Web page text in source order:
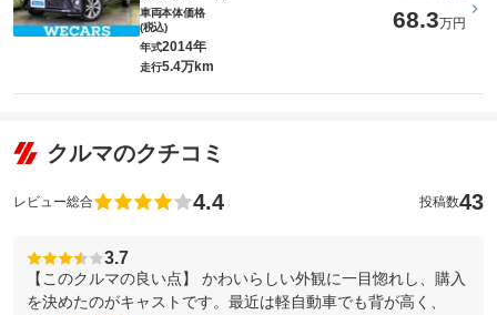
車両本体価格
(税込)
68.3万円
年式2014年
走行5.4万km
クルマのクチコミ
レビュー総合 4.4 投稿数43
3.7
【このクルマの良い点】 かわいらしい外観に一目惚れし、購入
を決めたのがキャストです。最近は軽自動車でも背が高く、